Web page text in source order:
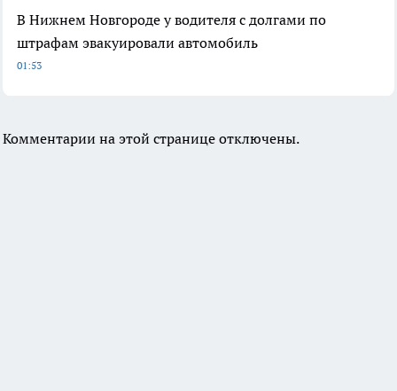
В Нижнем Новгороде у водителя с долгами по
штрафам эвакуировали автомобиль
01:53
Комментарии на этой странице отключены.